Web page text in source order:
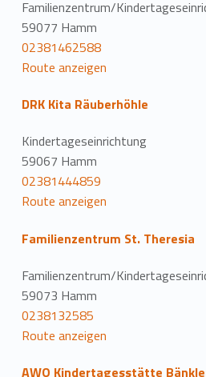
Familienzentrum/
59077 Hamm
02381462588
Route anzeigen
DRK Kita Räuberhöhle
Kindertageseinrichtung
59067 Hamm
02381444859
Route anzeigen
Familienzentrum St. Theresia
Familienzentrum/
59073 Hamm
0238132585
Route anzeigen
AWO Kindertagesstätte